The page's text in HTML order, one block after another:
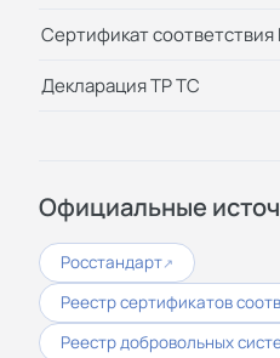
Сертификат
Декларация ТР ТС
Официальные
Росстандарт↗
Реестр сертификатов
Реестр добровольных